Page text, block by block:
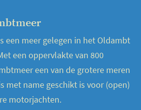
een meer gelegen in het Oldambt
een oppervlakte van 800
een van de grotere meren
met name geschikt is voor (open)
motorjachten.